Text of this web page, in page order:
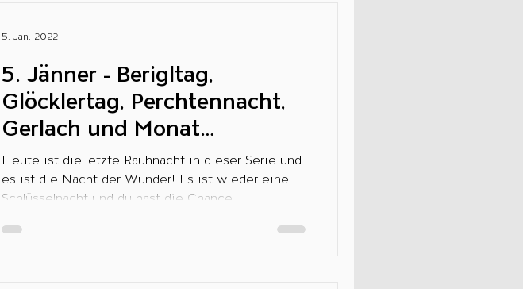
Die universell gültigen Gesetze
5. Jänner - Berigltag,
Glöcklertag, Perchtennacht,
Gerlach und Monat
Dezember
Heute ist die letzte Rauhnacht in dieser Serie und
es ist die Nacht der Wunder! Es ist wieder eine
Schlüsselnacht und du hast die Chance,...
5. Jan. 2022